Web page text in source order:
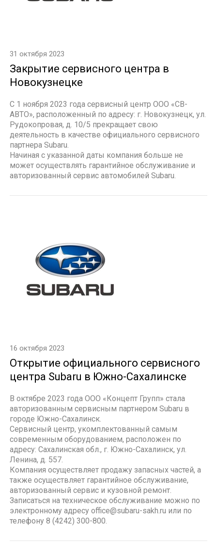
31 октября 2023
Закрытие сервисного центра в
Новокузнецке
С 1 ноября 2023 года сервисный центр ООО «СВ-
АВТО», расположенный по адресу: г. Новокузнецк, ул.
Рудокопровая, д. 10/5 прекращает свою
деятельность в качестве официального сервисного
партнера Subaru.
Начиная с указанной даты компания больше не
может осуществлять гарантийное обслуживание и
авторизованный сервис автомобилей Subaru.
16 октября 2023
Открытие официального сервисного
центра Subaru в Южно-Сахалинске
В октябре 2023 года ООО «Концепт Групп» стала
авторизованным сервисным партнером Subaru в
городе Южно-Сахалинск.
Сервисный центр, укомплектованный самым
современным оборудованием, расположен по
адресу: Сахалинская обл., г. Южно-Сахалинск, ул.
Ленина, д. 557.
Компания осуществляет продажу запасных частей, а
также осуществляет гарантийное обслуживание,
авторизованный сервис и кузовной ремонт.
Записаться на техническое обслуживание можно по
электронному адресу office@subaru-sakh.ru или по
телефону 8 (4242) 300-800.